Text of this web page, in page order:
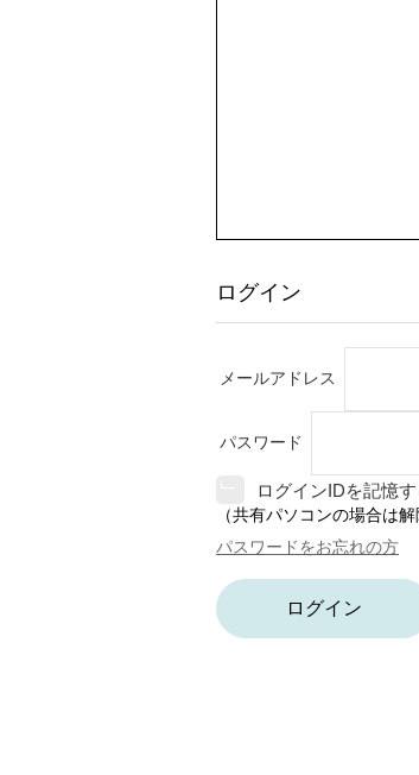
ログイン
メールアドレス
パスワード
ログインIDを記憶す
（共有パソコンの場合は
パスワードをお忘れの方
ログイン